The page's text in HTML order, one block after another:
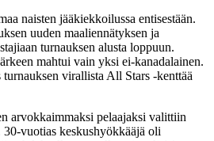
naisten jääkiekkoilussa entisestään.
uuden maaliennätyksen ja
turnauksen alusta loppuun.
mahtui vain yksi ei-kanadalainen.
virallista All Stars -kenttää
arvokkaimmaksi pelaajaksi valittiin
30-vuotias keskushyökkääjä oli